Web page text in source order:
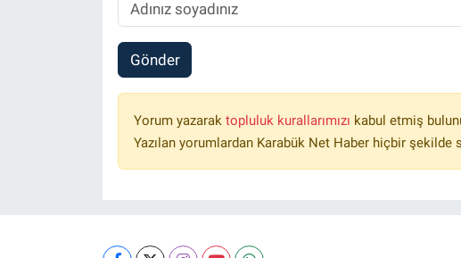
Gönder
Yorum yazarak topluluk kurallarımızı kabul etmiş
Yazılan yorumlardan Karabük Net Haber hiçbir şekilde